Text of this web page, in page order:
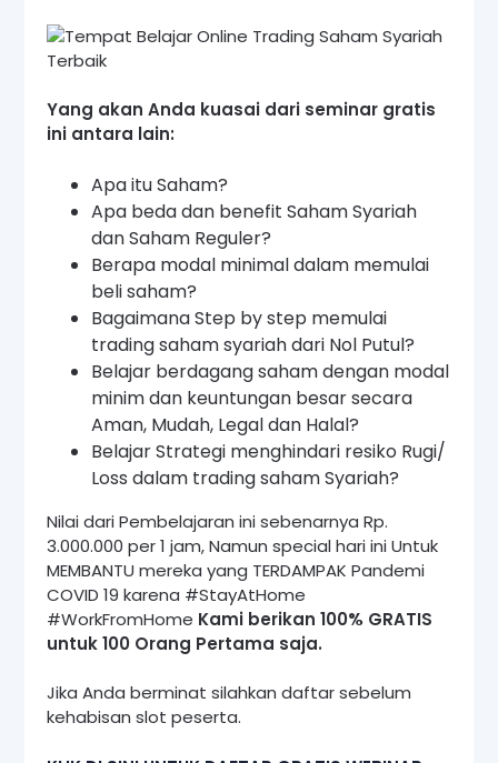
Yang akan Anda kuasai dari seminar gratis
ini antara lain:
Apa itu Saham?
Apa beda dan benefit Saham Syariah
dan Saham Reguler?
Berapa modal minimal dalam memulai
beli saham?
Bagaimana Step by step memulai
trading saham syariah dari Nol Putul?
Belajar berdagang saham dengan modal
minim dan keuntungan besar secara
Aman, Mudah, Legal dan Halal?
Belajar Strategi menghindari resiko Rugi/
Loss dalam trading saham Syariah?
Nilai dari Pembelajaran ini sebenarnya Rp.
3.000.000 per 1 jam, Namun special hari ini Untuk
MEMBANTU mereka yang TERDAMPAK Pandemi
COVID 19 karena #StayAtHome
#WorkFromHome Kami berikan 100% GRATIS
untuk 100 Orang Pertama saja.
Jika Anda berminat silahkan daftar sebelum
kehabisan slot peserta.